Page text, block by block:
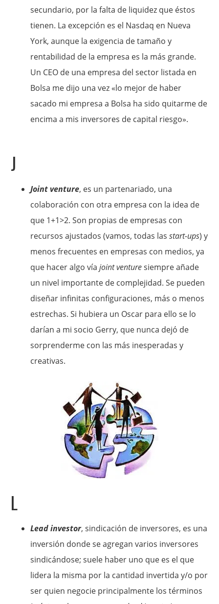
secundario, por la falta de liquidez que éstos
tienen. La excepción es el Nasdaq en Nueva
York, aunque la exigencia de tamaño y
rentabilidad de la empresa es la más grande.
Un CEO de una empresa del sector listada en
Bolsa me dijo una vez «lo mejor de haber
sacado mi empresa a Bolsa ha sido quitarme de
encima a mis inversores de capital riesgo».
J
Joint venture, es un partenariado, una
colaboración con otra empresa con la idea de
que 1+1>2. Son propias de empresas con
recursos ajustados (vamos, todas lasstart-ups) y
menos frecuentes en empresas con medios, ya
que hacer algo vía joint venturesiempre añade
un nivel importante de complejidad. Se pueden
diseñar infinitas configuraciones, más o menos
estrechas. Si hubiera un Oscar para ello se lo
darían a mi socio Gerry, que nunca dejó de
sorprenderme con las más inesperadas y
creativas.
L
Lead investor, sindicación de inversores, es una
inversión donde se agregan varios inversores
sindicándose; suele haber uno que es el que
lidera la misma por la cantidad invertida y/o por
ser quien negocie principalmente los términos